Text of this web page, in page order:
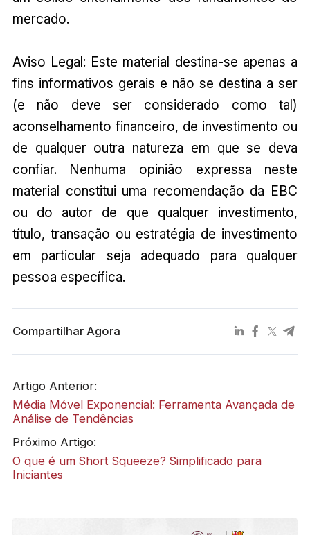
mercado.
Aviso Legal: Este material destina-se apenas a
fins informativos gerais e não se destina a ser
(e não deve ser considerado como tal)
aconselhamento financeiro, de investimento ou
de qualquer outra natureza em que se deva
confiar. Nenhuma opinião expressa neste
material constitui uma recomendação da EBC
ou do autor de que qualquer investimento,
título, transação ou estratégia de investimento
em particular seja adequado para qualquer
pessoa específica.
Compartilhar Agora
Artigo Anterior:
Média Móvel Exponencial: Ferramenta Avançada de
Análise de Tendências
Próximo Artigo:
O que é um Short Squeeze? Simplificado para
Iniciantes